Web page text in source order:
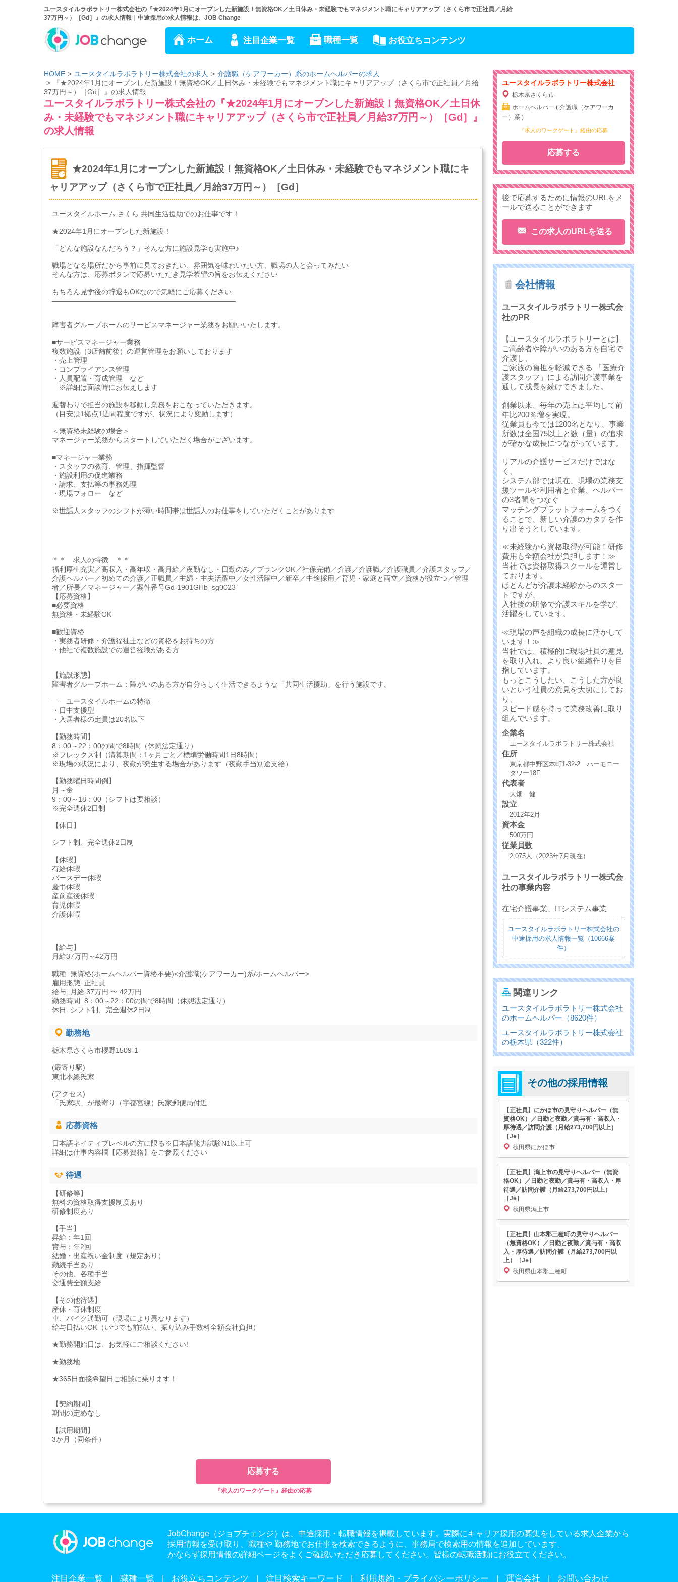
ユースタイルラボラトリー株式会社の『★2024年1月にオープンした新施設！無資格OK／土日休み・未経験でもマネジメント職にキャリアアップ（さくら市で正社員／月給
37万円～）［Gd］』の求人情報｜中途採用の求人情報は、JOB Change
ホーム 注目企業一覧 職種一覧 お役立ちコンテンツ
HOME ユースタイルラボラトリー株式会社の求人
介護職（ケアワーカー）系のホームヘルパーの求人
『★2024年1月にオープンした新施設！無資格OK／土日休み・未経験でもマネジメント職にキャリアアップ（さくら市で正社員／月給
37万円～）［Gd］』の求人情報
ユースタイルラボラトリー株式会社の『★2024年1月にオープンした新施設！無資格OK／土日休
み・未経験でもマネジメント職にキャリアアップ（さくら市で正社員／月給37万円～）［Gd］』
の求人情報
★2024年1月にオープンした新施設！無資格OK／土日休み・未経験でもマネジメント職にキ
ャリアアップ（さくら市で正社員／月給37万円～）［Gd］
ユースタイルホーム さくら 共同生活援助でのお仕事です！
★2024年1月にオープンした新施設！
「どんな施設なんだろう？」そんな方に施設見学も実施中♪
職場となる場所だから事前に見ておきたい、雰囲気を味わいたい方、職場の人と会ってみたい
そんな方は、応募ボタンで応募いただき見学希望の旨をお伝えください
もちろん見学後の辞退もOKなので気軽にご応募ください
――――――――――――――――――――――――――
障害者グループホームのサービスマネージャー業務をお願いいたします。
■サービスマネージャー業務
複数施設（3店舗前後）の運営管理をお願いしております
・売上管理
・コンプライアンス管理
・人員配置・育成管理 など
※詳細は面談時にお伝えします
週替わりで担当の施設を移動し業務をおこなっていただきます。
（目安は1拠点1週間程度ですが、状況により変動します）
＜無資格未経験の場合＞
マネージャー業務からスタートしていただく場合がございます。
■マネージャー業務
・スタッフの教育、管理、指揮監督
・施設利用の促進業務
・請求、支払等の事務処理
・現場フォロー など
※世話人スタッフのシフトが薄い時間帯は世話人のお仕事をしていただくことがあります
＊＊ 求人の特徴 ＊＊
福利厚生充実／高収入・高年収・高月給／夜勤なし・日勤のみ／ブランクOK／社保完備／介護／介護職／介護職員／介護スタッフ／
介護ヘルパー／初めての介護／正職員／主婦・主夫活躍中／女性活躍中／新卒／中途採用／育児・家庭と両立／資格が役立つ／管理
者／所長／マネージャー／案件番号Gd-1901GHb_sg0023
【応募資格】
■必要資格
無資格・未経験OK
■歓迎資格
・実務者研修・介護福祉士などの資格をお持ちの方
・他社で複数施設での運営経験がある方
【施設形態】
障害者グループホーム：障がいのある方が自分らしく生活できるような「共同生活援助」を行う施設です。
― ユースタイルホームの特徴 ―
・日中支援型
・入居者様の定員は20名以下
【勤務時間】
8：00～22：00の間で8時間（休憩法定通り）
※フレックス制（清算期間：1ヶ月ごと／標準労働時間1日8時間）
※現場の状況により、夜勤が発生する場合があります（夜勤手当別途支給）
【勤務曜日時間例】
月～金
9：00～18：00（シフトは要相談）
※完全週休2日制
【休日】
シフト制、完全週休2日制
【休暇】
有給休暇
バースデー休暇
慶弔休暇
産前産後休暇
育児休暇
介護休暇
【給与】
月給37万円～42万円
職種: 無資格(ホームヘルパー資格不要)<介護職(ケアワーカー)系/ホームヘルパー>
雇用形態: 正社員
給与: 月給 37万円 〜 42万円
勤務時間: 8：00～22：00の間で8時間（休憩法定通り）
休日: シフト制、完全週休2日制
勤務地
栃木県さくら市櫻野1509-1
(最寄り駅)
東北本線氏家
(アクセス)
「氏家駅」が最寄り（宇都宮線）氏家郵便局付近
応募資格
日本語ネイティブレベルの方に限る※日本語能力試験N1以上可
詳細は仕事内容欄【応募資格】をご参照ください
待遇
【研修等】
無料の資格取得支援制度あり
研修制度あり
【手当】
昇給：年1回
賞与：年2回
結婚・出産祝い金制度（規定あり）
勤続手当あり
その他、各種手当
交通費全額支給
【その他待遇】
産休・育休制度
車、バイク通勤可（現場により異なります）
給与日払いOK（いつでも前払い、振り込み手数料全額会社負担）
★勤務開始日は、お気軽にご相談ください!
★勤務地
★365日面接希望日ご相談に乗ります！
【契約期間】
期間の定めなし
【試用期間】
3か月（同条件）
応募する
『求人のワークゲート』経由の応募
ユースタイルラボラトリー株式会社
栃木県さくら市
ホームヘルパー ( 介護職（ケアワーカ
ー）系 )
『求人のワークゲート』経由の応募
応募する
後で応募するために情報のURLをメ
ールで送ることができます
この求人のURLを送る
会社情報
ユースタイルラボラトリー株式会
社のPR
【ユースタイルラボラトリーとは】
ご高齢者や障がいのある方を自宅で
介護し、
ご家族の負担を軽減できる 「医療介
護スタッフ」による訪問介護事業を
通して成長を続けてきました。
創業以来、毎年の売上は平均して前
年比200％増を実現。
従業員も今では1200名となり、事業
所数は全国75以上と数（量）の追求
が確かな成長につながっています。
リアルの介護サービスだけではな
く、
システム部では現在、現場の業務支
援ツールや利用者と企業、ヘルパー
の3者間をつなぐ
マッチングプラットフォームをつく
ることで、新しい介護のカタチを作
り出そうとしています。
≪未経験から資格取得が可能！研修
費用も全額会社が負担します！≫
当社では資格取得スクールを運営し
ております。
ほとんどが介護未経験からのスター
トですが、
入社後の研修で介護スキルを学び、
活躍をしています。
≪現場の声を組織の成長に活かして
います！≫
当社では、積極的に現場社員の意見
を取り入れ、より良い組織作りを目
指しています。
もっとこうしたい、こうした方が良
いという社員の意見を大切にしてお
り、
スピード感を持って業務改善に取り
組んでいます。
企業名
ユースタイルラボラトリー株式会社
住所
東京都中野区本町1-32-2 ハーモニー
タワー18F
代表者
大畑 健
設立
2012年2月
資本金
500万円
従業員数
2,075人（2023年7月現在）
ユースタイルラボラトリー株式会
社の事業内容
在宅介護事業、ITシステム事業
ユースタイルラボラトリー株式会社の
中途採用の求人情報一覧（10666案
件）
関連リンク
ユースタイルラボラトリー株式会社
のホームヘルパー（8620件）
ユースタイルラボラトリー株式会社
の栃木県（322件）
その他の採用情報
【正社員】にかほ市の見守りヘルパー（無
資格OK）／日勤と夜勤／賞与有・高収入・
厚待遇／訪問介護（月給273,700円以上）
［Je］
秋田県にかほ市
【正社員】潟上市の見守りヘルパー（無資
格OK）／日勤と夜勤／賞与有・高収入・厚
待遇／訪問介護（月給273,700円以上）
［Je］
秋田県潟上市
【正社員】山本郡三種町の見守りヘルパー
（無資格OK）／日勤と夜勤／賞与有・高収
入・厚待遇／訪問介護（月給273,700円以
上）［Je］
秋田県山本郡三種町
JobChange（ジョブチェンジ）は、中途採用・転職情報を掲載しています。実際にキャリア採用の募集をしている求人企業から
採用情報を受け取り、職種や 勤務地でお仕事を検索できるように、事務局で検索用の情報を追加しています。
かならず採用情報の詳細ページをよくご確認いただき応募してください。皆様の転職活動にお役立てください。
注目企業一覧 職種一覧 お役立ちコンテンツ 注目検索キーワード 利用規約・プライバシーポリシー 運営会社 お問い合わせ